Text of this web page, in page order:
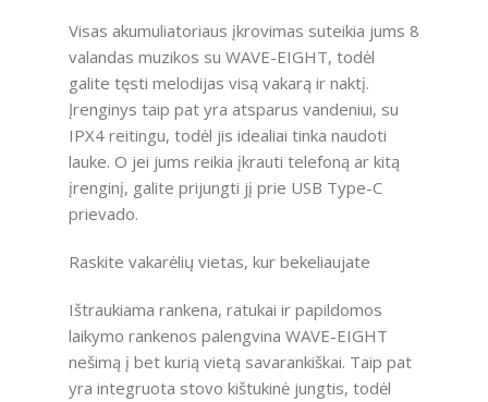
Visas akumuliatoriaus įkrovimas suteikia jums 8
valandas muzikos su WAVE-EIGHT, todėl
galite tęsti melodijas visą vakarą ir naktį.
Įrenginys taip pat yra atsparus vandeniui, su
IPX4 reitingu, todėl jis idealiai tinka naudoti
lauke. O jei jums reikia įkrauti telefoną ar kitą
įrenginį, galite prijungti jį prie USB Type-C
prievado.
Raskite vakarėlių vietas, kur bekeliaujate
Ištraukiama rankena, ratukai ir papildomos
laikymo rankenos palengvina WAVE-EIGHT
nešimą į bet kurią vietą savarankiškai. Taip pat
yra integruota stovo kištukinė jungtis, todėl